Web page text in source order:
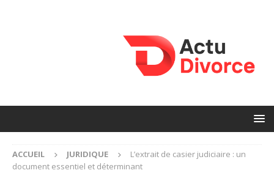
ACCUEIL JURIDIQUE
L’extrait de casier judiciaire : un
document essentiel et déterminant